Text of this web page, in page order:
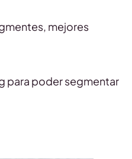
mejores
para poder segmentar